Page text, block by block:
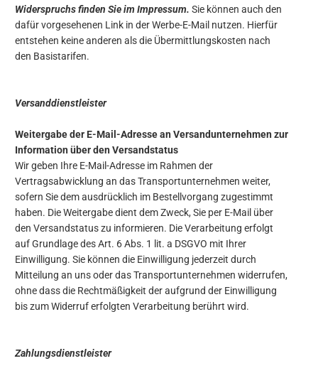
Widerspruchs finden Sie im Impressum. Sie können auch den
dafür vorgesehenen Link in der Werbe-E-Mail nutzen. Hierfür
entstehen keine anderen als die Übermittlungskosten nach
den Basistarifen.
Versanddienstleister
Weitergabe der E-Mail-Adresse an Versandunternehmen zur
Information über den Versandstatus
Wir geben Ihre E-Mail-Adresse im Rahmen der
Vertragsabwicklung an das Transportunternehmen weiter,
sofern Sie dem ausdrücklich im Bestellvorgang zugestimmt
haben. Die Weitergabe dient dem Zweck, Sie per E-Mail über
den Versandstatus zu informieren. Die Verarbeitung erfolgt
auf Grundlage des Art. 6 Abs. 1 lit. a DSGVO mit Ihrer
Einwilligung. Sie können die Einwilligung jederzeit durch
Mitteilung an uns oder das Transportunternehmen widerrufen,
ohne dass die Rechtmäßigkeit der aufgrund der Einwilligung
bis zum Widerruf erfolgten Verarbeitung berührt wird.
Zahlungsdienstleister